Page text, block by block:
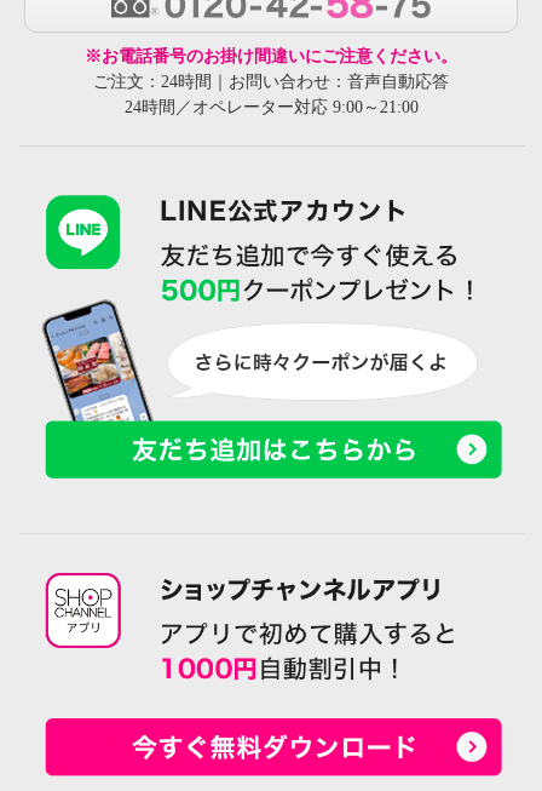
※お電話番号のお掛け間違いにご注意ください。
ご注文：24時間｜お問い合わせ：音声自動応答
24時間／オペレーター対応 9:00～21:00